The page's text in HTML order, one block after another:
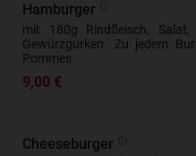
Hamburger
mit 180g Rindfleisch, Salat,
Gewürzgurken. Zu jedem
Pommes
9,00 €
Cheeseburger